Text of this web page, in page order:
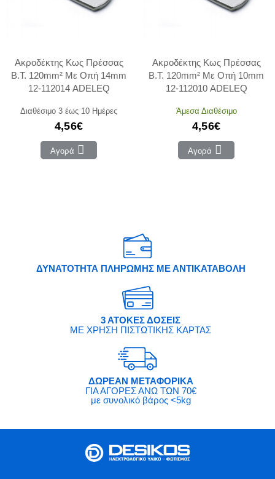
Ακροδέκτης Κως Πρέσσας
Β.Τ. 120mm² Με Οπή 14mm
12-112014 ADELEQ
Διαθέσιμο 3 έως 10 Ημέρες
4,56€
Αγορά
Ακροδέκτης Κως Πρέσσας
Β.Τ. 120mm² Με Οπή 10mm
12-112010 ADELEQ
Άμεσα Διαθέσιμο
4,56€
Αγορά
ΔΥΝΑΤΟΤΗΤΑ ΠΛΗΡΩΜΗΣ ΜΕ ΑΝΤΙΚΑΤΑΒΟΛΗ
3 ΑΤΟΚΕΣ ΔΟΣΕΙΣ
ΜΕ ΧΡΗΣΗ ΠΙΣΤΩΤΙΚΗΣ ΚΑΡΤΑΣ
ΔΩΡΕΑΝ ΜΕΤΑΦΟΡΙΚΑ
ΓΙΑ ΑΓΟΡΕΣ ΑΝΩ ΤΩΝ 70€
με συνολικό βάρος <5kg